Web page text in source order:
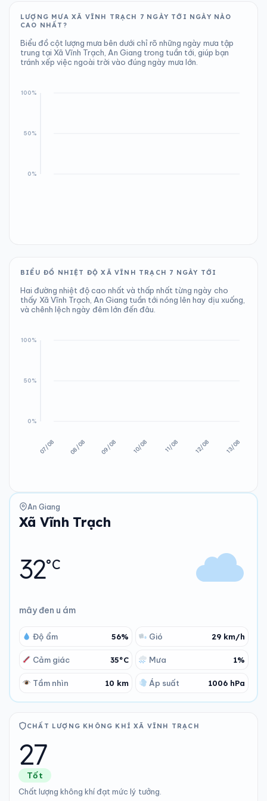
LƯỢNG MƯA XÃ VĨNH TRẠCH 7 NGÀY TỚI NGÀY NÀO
CAO NHẤT?
Biểu đồ cột lượng mưa bên dưới chỉ rõ những ngày mưa tập
trung tại Xã Vĩnh Trạch, An Giang trong tuần tới, giúp bạn
tránh xếp việc ngoài trời vào đúng ngày mưa lớn.
BIỂU ĐỒ NHIỆT ĐỘ XÃ VĨNH TRẠCH 7 NGÀY TỚI
Hai đường nhiệt độ cao nhất và thấp nhất từng ngày cho
thấy Xã Vĩnh Trạch, An Giang tuần tới nóng lên hay dịu xuống,
và chênh lệch ngày đêm lớn đến đâu.
An Giang
Xã Vĩnh Trạch
32°C
mây đen u ám
Độ ẩm 56% Gió 29 km/h
Cảm giác 35°C Mưa 1%
Tầm nhìn 10 km Áp suất 1006 hPa
CHẤT LƯỢNG KHÔNG KHÍ XÃ VĨNH TRẠCH
27
Tốt
Chất lượng không khí đạt mức lý tưởng.